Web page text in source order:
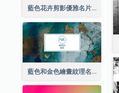
藍色花卉剪影優雅名片
藍色和金色繪畫紋理名片